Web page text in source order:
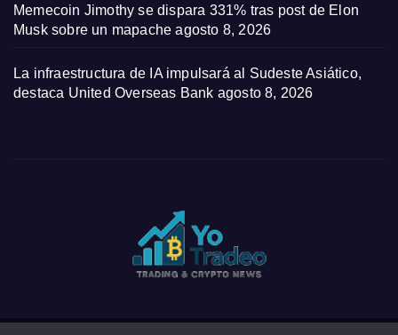
Memecoin Jimothy se dispara 331% tras post de Elon
Musk sobre un mapache agosto 8, 2026
La infraestructura de IA impulsará al Sudeste Asiático,
destaca United Overseas Bank agosto 8, 2026